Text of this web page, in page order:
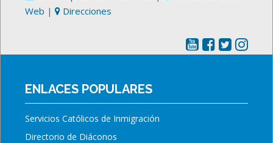
Web | Direcciones
ENLACES POPULARES
Servicios Católicos de Inmigración
Directorio de Diáconos